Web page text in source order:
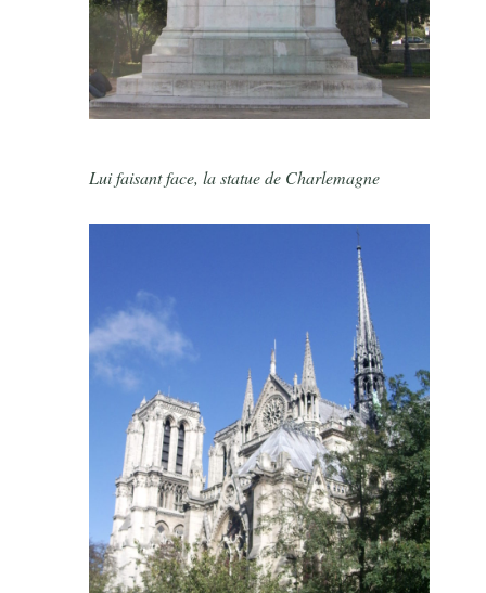
Lui faisant face, la statue de Charlemagne